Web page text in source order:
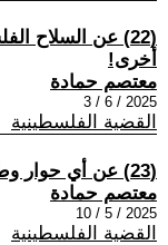
(22) عن السلاح
أخرى!
معتصم حمادة
2025 / 6 / 3
القضية الفلسطينية
(23) عن أي حوار وطني نتحدث؟! ...
معتصم حمادة
2025 / 5 / 10
القضية الفلسطينية